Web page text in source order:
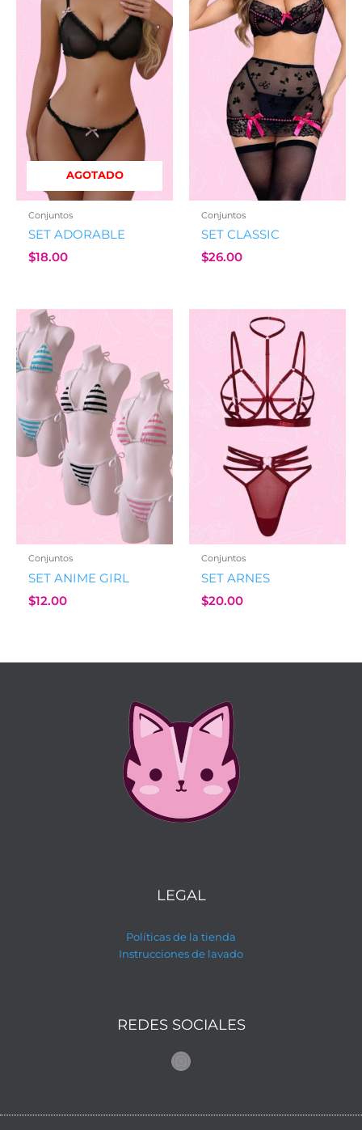
AGOTADO
Conjuntos
SET ADORABLE
$18.00
Conjuntos
SET CLASSIC
$26.00
Conjuntos
SET ANIME GIRL
$12.00
Conjuntos
SET ARNES
$20.00
LEGAL
Políticas de la tienda
Instrucciones de lavado
REDES SOCIALES
Instagram